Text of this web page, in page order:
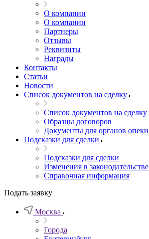
О компании
О компании
Партнеры
Отзывы
Реквизиты
Награды
Контакты
Статьи
Новости
Список документов на сделку
Список документов на сделку
Образцы договоров
Документы для органов опеки
Подсказки для сделки
Подсказки для сделки
Изменения в законодательстве
Справочная информация
Подать заявку
Москва
Города